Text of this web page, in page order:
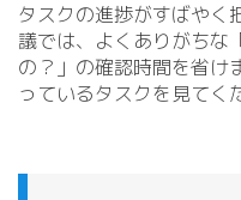
タスクの進捗がすばやく
議では、よくありがちな
の？」の確認時間を省け
っているタスクを見てく